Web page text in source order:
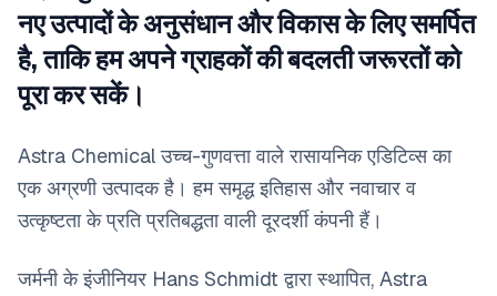
नए उत्पादों के अनुसंधान और विकास के लिए समर्पित
है, ताकि हम अपने ग्राहकों की बदलती जरूरतों को
पूरा कर सकें।
Astra Chemical उच्च-गुणवत्ता वाले रासायनिक एडिटिव्स का
एक अग्रणी उत्पादक है। हम समृद्ध इतिहास और नवाचार व
उत्कृष्टता के प्रति प्रतिबद्धता वाली दूरदर्शी कंपनी हैं।
जर्मनी के इंजीनियर Hans Schmidt द्वारा स्थापित, Astra